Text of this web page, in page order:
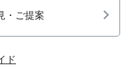
・ご提案
ド